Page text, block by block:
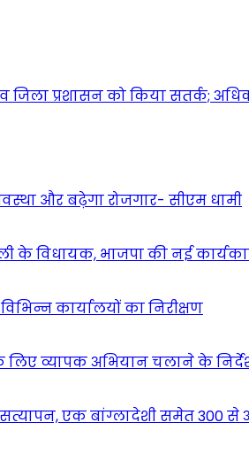
प्रशासन को किया सतर्क;
और बढ़ेगा रोजगार- सीएम धामी
के विधायक, भाजपा की नई
कार्यालयों का निरीक्षण
के लिए व्यापक अभियान चलाने के
एक बांग्लादेशी समेत 300 से